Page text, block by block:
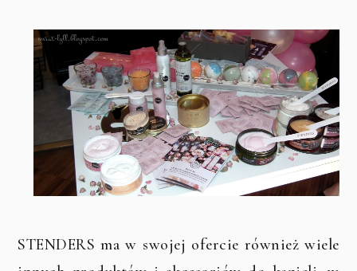
STENDERS ma w swojej ofercie również wiele